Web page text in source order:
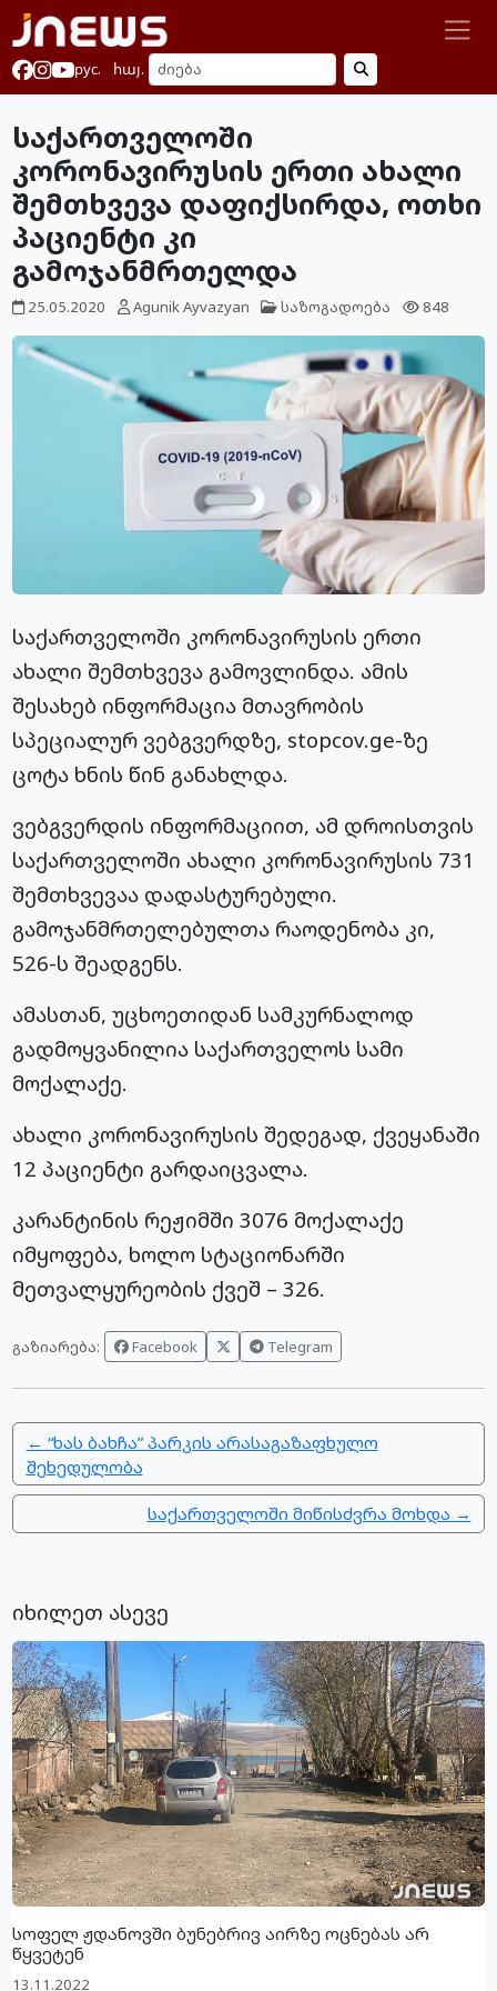
рус. հայ.
საქართველოში
კორონავირუსის ერთი ახალი
შემთხვევა დაფიქსირდა, ოთხი
პაციენტი კი
გამოჯანმრთელდა
25.05.2020 Agunik Ayvazyan საზოგადოება 848
საქართველოში კორონავირუსის ერთი
ახალი შემთხვევა გამოვლინდა. ამის
შესახებ ინფორმაცია მთავრობის
სპეციალურ ვებგვერდზე, stopcov.ge-ზე
ცოტა ხნის წინ განახლდა.
ვებგვერდის ინფორმაციით, ამ დროისთვის
საქართველოში ახალი კორონავირუსის 731
შემთხვევაა დადასტურებული.
გამოჯანმრთელებულთა რაოდენობა კი,
526-ს შეადგენს.
ამასთან, უცხოეთიდან სამკურნალოდ
გადმოყვანილია საქართველოს სამი
მოქალაქე.
ახალი კორონავირუსის შედეგად, ქვეყანაში
12 პაციენტი გარდაიცვალა.
კარანტინის რეჟიმში 3076 მოქალაქე
იმყოფება, ხოლო სტაციონარში
მეთვალყურეობის ქვეშ – 326.
გაზიარება: Facebook Telegram
← “ხას ბახჩა” პარკის არასაგაზაფხულო
შეხედულობა
საქართველოში მიწისძვრა მოხდა →
იხილეთ ასევე
სოფელ ჟდანოვში ბუნებრივ აირზე ოცნებას არ
წყვეტენ
13.11.2022